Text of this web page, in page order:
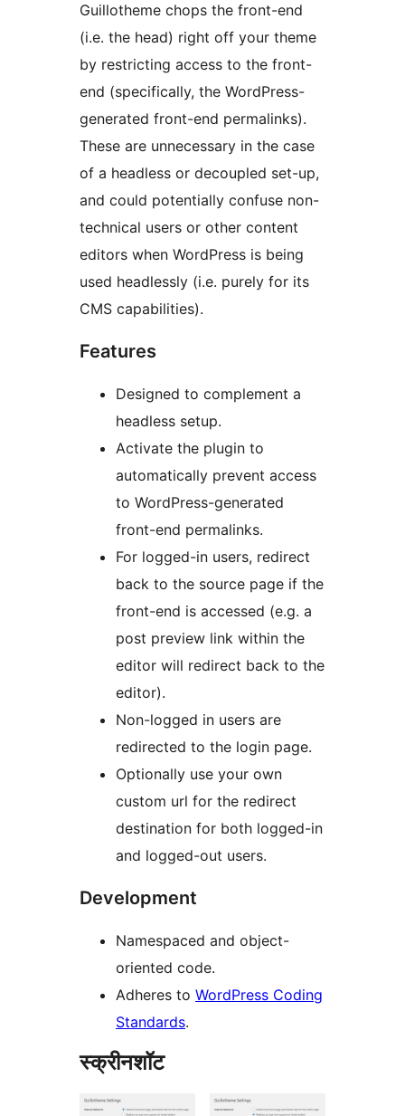
Guillotheme chops the front-end
(i.e. the head) right off your theme
by restricting access to the front-
end (specifically, the WordPress-
generated front-end permalinks).
These are unnecessary in the case
of a headless or decoupled set-up,
and could potentially confuse non-
technical users or other content
editors when WordPress is being
used headlessly (i.e. purely for its
CMS capabilities).
Features
Designed to complement a
headless setup.
Activate the plugin to
automatically prevent access
to WordPress-generated
front-end permalinks.
For logged-in users, redirect
back to the source page if the
front-end is accessed (e.g. a
post preview link within the
editor will redirect back to the
editor).
Non-logged in users are
redirected to the login page.
Optionally use your own
custom url for the redirect
destination for both logged-in
and logged-out users.
Development
Namespaced and object-
oriented code.
Adheres to WordPress Coding
Standards.
स्क्रीनशॉट